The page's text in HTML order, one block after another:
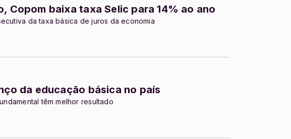
Copom baixa taxa Selic para 14% ao ano
da taxa básica de juros da economia
da educação básica no país
têm melhor resultado